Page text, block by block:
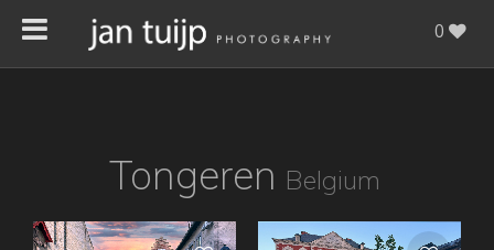
0
Tongeren Belgium